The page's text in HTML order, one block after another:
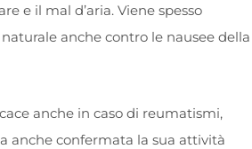
e il mal d’aria. Viene spesso
anche contro le nausee della
anche in caso di reumatismi,
anche confermata la sua attività